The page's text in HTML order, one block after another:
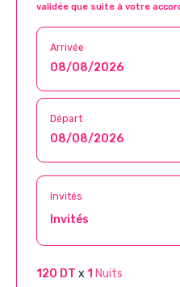
validée que suite à votre
Arrivée
Départ
Invités
Invités
120 DT x 1 Nuits